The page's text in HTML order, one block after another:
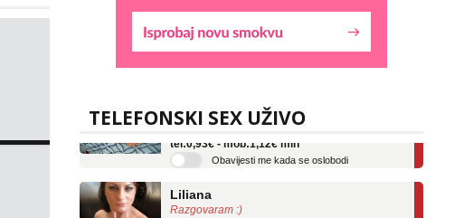
TELEFONSKI SEX UŽIVO
Lucija
Tel:064/677-677 - Kod: #136
tel:0,93€ - mob:1,12€ min
Obavijesti me kada se oslobodi
Razgovaram :)